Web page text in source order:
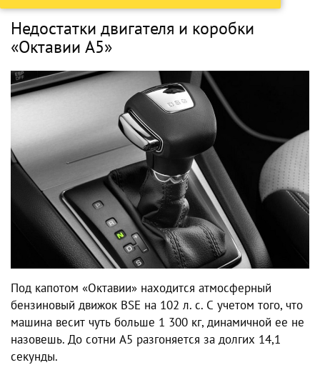
Недостатки двигателя и коробки
«Октавии А5»
Под капотом «Октавии» находится атмосферный
бензиновый движок BSE на 102 л. с. С учетом того, что
машина весит чуть больше 1 300 кг, динамичной ее не
назовешь. До сотни А5 разгоняется за долгих 14,1
секунды.